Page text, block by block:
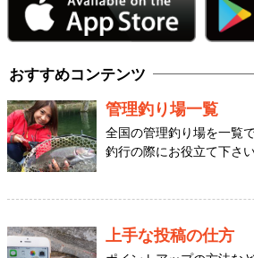
おすすめコンテンツ
管理釣り場一覧
全国の管理釣り場を一覧
釣行の際にお役立て下さい
上手な投稿の仕方